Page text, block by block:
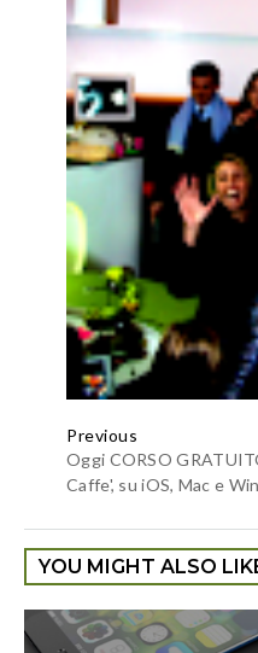
Previous
Oggi CORSO
Caffe', su iOS, Mac e
YOU MIGHT ALSO